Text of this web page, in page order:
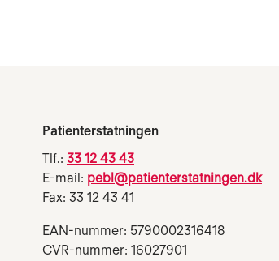
Patienterstatningen
Tlf.: 33 12 43 43
E-mail: pebl@patienterstatningen.dk
Fax: 33 12 43 41
EAN-nummer: 5790002316418
CVR-nummer: 16027901